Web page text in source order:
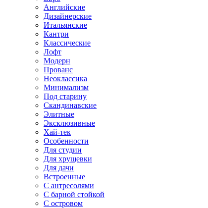
Английские
Дизайнерские
Итальянские
Кантри
Классические
Лофт
Модерн
Прованс
Неоклассика
Минимализм
Под старину
Скандинавские
Элитные
Эксклюзивные
Хай-тек
Особенности
Для студии
Для хрущевки
Для дачи
Встроенные
С антресолями
С барной стойкой
С островом